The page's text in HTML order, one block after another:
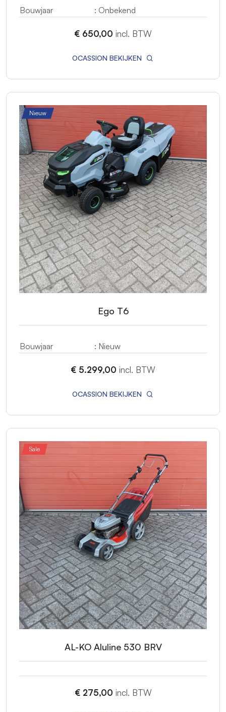
Bouwjaar : Onbekend
€ 650,00 incl. BTW
OCASSION BEKIJKEN
Nieuw
Ego T6
Bouwjaar : Nieuw
€ 5.299,00 incl. BTW
OCASSION BEKIJKEN
Sale
AL-KO Aluline 530 BRV
€ 275,00 incl. BTW